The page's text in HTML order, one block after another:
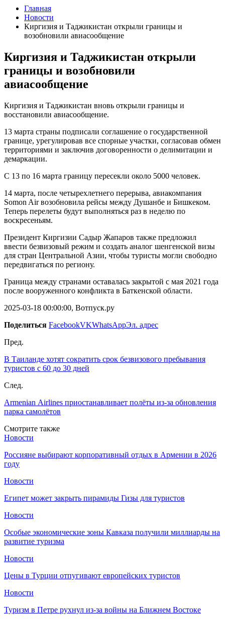
Главная
Новости
Киргизия и Таджикистан открыли границы и
возобновили авиасообщение
Киргизия и Таджикистан открыли
границы и возобновили
авиасообщение
Киргизия и Таджикистан вновь открыли границы и
восстановили авиасообщение.
13 марта страны подписали соглашение о государственной
границе, урегулировав все спорные участки, согласовав обмен
территориями и заключив договоренности о делимитации и
демаркации.
С 13 по 16 марта границу пересекли около 5000 человек.
14 марта, после четырехлетнего перерыва, авиакомпания
Somon Air возобновила рейсы между Душанбе и Бишкеком.
Теперь перелеты будут выполняться раз в неделю по
воскресеньям.
Президент Киргизии Садыр Жапаров также предложил
ввести безвизовый режим и создать аналог шенгенской визы
для стран Центральной Азии, чтобы туристы могли свободно
передвигаться по региону.
Граница между странами оставалась закрытой с мая 2021 года
после вооруженного конфликта в Баткенской области.
2025-03-18 00:00:00, Вотпуск.ру
Поделиться FacebookVKWhatsAppЭл. адрес
Пред.
В Таиланде хотят сократить срок безвизового пребывания
туристов с 60 до 30 дней
След.
Armenian Аirlines приостанавливает полёты из-за обновления
парка самолётов
Смотрите также
Новости
Россияне выбирают корпоративный отдых в Армении в 2026
году
Новости
Египет может закрыть пирамиды Гизы для туристов
Новости
Особые экономические зоны Кавказа получили миллиарды на
развитие туризма
Новости
Цены в Турции отпугивают европейских туристов
Новости
Туризм в Петре рухнул из-за войны на Ближнем Востоке